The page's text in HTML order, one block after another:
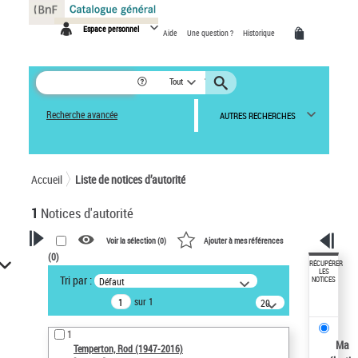
Espace personnel Aide Une question ? Historique
Tout
Recherche avancée AUTRES RECHERCHES
Accueil Liste de notices d’autorité
1 Notices d'autorité
VOTRE RECHERCHE
Recherche avancée dans les
notices d’autorité
Œuvres liées à l'auteur :
Temperton, Rod (1947-2016)
Voir la sélection (0) Ajouter à mes références
(0)
Tri par : Défaut
sur 1
20
résultats/page
1
Temperton, Rod (1947-2016)
RÉCUPÉRER
LES
NOTICES
Ma
Panneau de gestion des cookies